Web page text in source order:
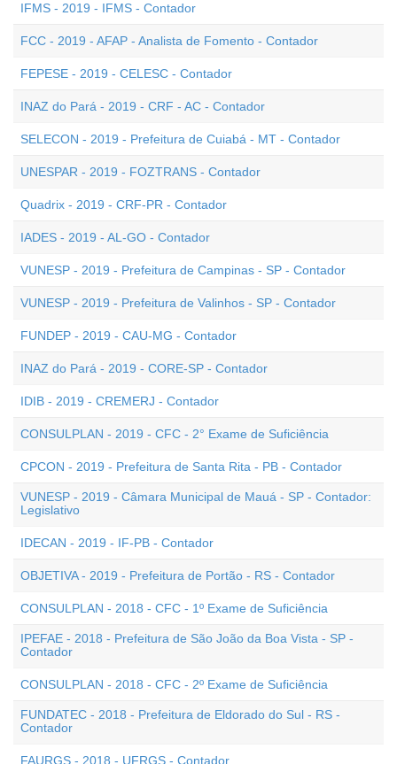
IFMS - 2019 - IFMS - Contador
FCC - 2019 - AFAP - Analista de Fomento - Contador
FEPESE - 2019 - CELESC - Contador
INAZ do Pará - 2019 - CRF - AC - Contador
SELECON - 2019 - Prefeitura de Cuiabá - MT - Contador
UNESPAR - 2019 - FOZTRANS - Contador
Quadrix - 2019 - CRF-PR - Contador
IADES - 2019 - AL-GO - Contador
VUNESP - 2019 - Prefeitura de Campinas - SP - Contador
VUNESP - 2019 - Prefeitura de Valinhos - SP - Contador
FUNDEP - 2019 - CAU-MG - Contador
INAZ do Pará - 2019 - CORE-SP - Contador
IDIB - 2019 - CREMERJ - Contador
CONSULPLAN - 2019 - CFC - 2° Exame de Suficiência
CPCON - 2019 - Prefeitura de Santa Rita - PB - Contador
VUNESP - 2019 - Câmara Municipal de Mauá - SP - Contador:
Legislativo
IDECAN - 2019 - IF-PB - Contador
OBJETIVA - 2019 - Prefeitura de Portão - RS - Contador
CONSULPLAN - 2018 - CFC - 1º Exame de Suficiência
IPEFAE - 2018 - Prefeitura de São João da Boa Vista - SP -
Contador
CONSULPLAN - 2018 - CFC - 2º Exame de Suficiência
FUNDATEC - 2018 - Prefeitura de Eldorado do Sul - RS -
Contador
FAURGS - 2018 - UFRGS - Contador